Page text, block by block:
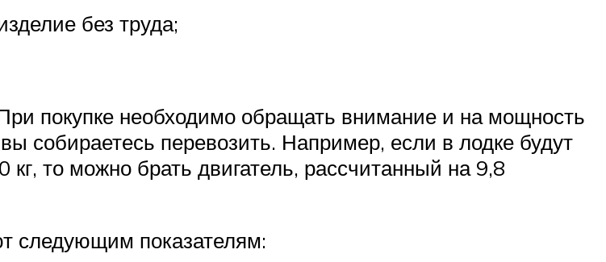
без труда;
покупке необходимо обращать внимание и на мощность
собираетесь перевозить. Например, если в лодке будут
то можно брать двигатель, рассчитанный на 9,8
следующим показателям: